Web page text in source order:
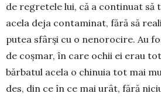
de regretele lui, că a continuat să
acela deja contaminat, fără să
putea sfârși cu o nenorocire. Au
de coșmar, în care ochii ei erau
bărbatul acela o chinuia tot mai
des, din ce în ce mai urât, fără